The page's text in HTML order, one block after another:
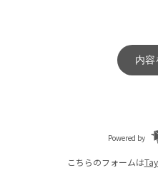
内容
Powered by
こちらのフォームは